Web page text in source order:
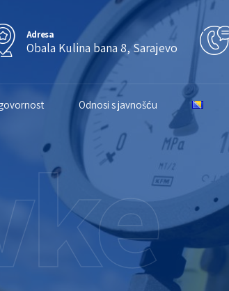
Adresa
Obala Kulina bana 8, Sarajevo
Odnosi s javnošću